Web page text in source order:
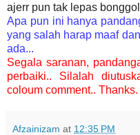
ajerr pun tak lepas
Apa pun ini hanya
yang salah harap maaf
ada...
Segala saranan,
perbaiki.. Silalah
coloum comment.. Thanks.
Afzainizam at 12:35 PM